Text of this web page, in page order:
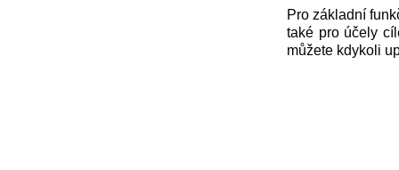
zákona č. 112/mmmmm2016 Sb. o
správce daně online; v případě technického
Pro základní
také pro účely
můžete kdykoli